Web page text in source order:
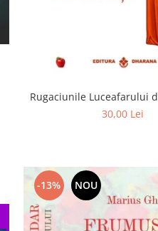
Rugaciunile Luceafarului
30,00 Lei
-13% NOU